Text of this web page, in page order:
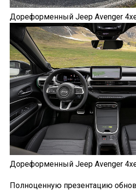
Дореформенный Jeep Avenger
Дореформенный Jeep Avenger
Полноценную презентацию